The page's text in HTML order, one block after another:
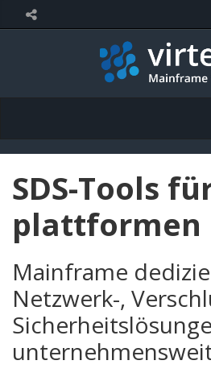
Cookie-Einstellungen
SDS-Tools
plattformen
Mainframe
Netzwerk-,